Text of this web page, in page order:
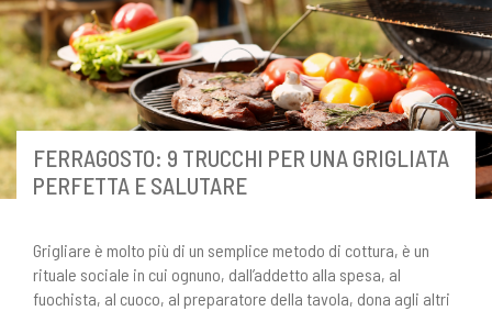
FERRAGOSTO: 9 TRUCCHI PER UNA GRIGLIATA
PERFETTA E SALUTARE
Grigliare è molto più di un semplice metodo di cottura, è un
rituale sociale in cui ognuno, dall’addetto alla spesa, al
fuochista, al cuoco, al preparatore della tavola, dona agli altri